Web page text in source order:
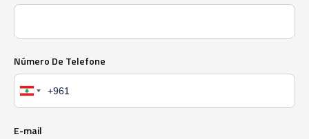
Número De Telefone
E-mail